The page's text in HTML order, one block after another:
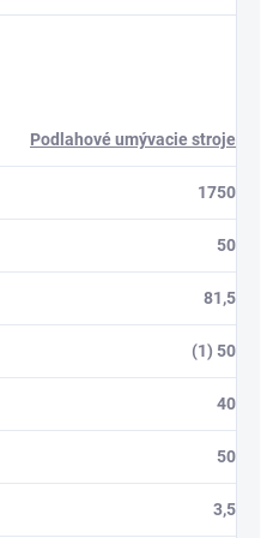
Podlahové umývacie stroje
1750
50
81,5
(1) 50
40
50
3,5